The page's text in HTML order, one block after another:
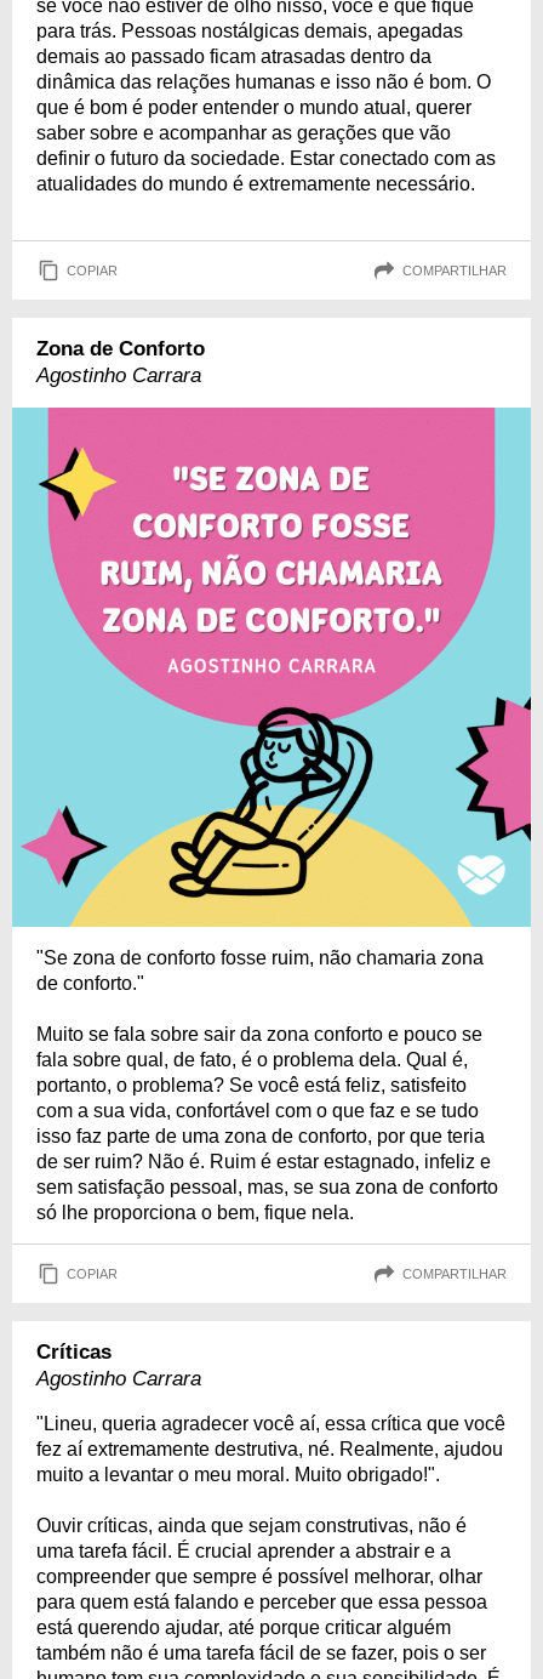
se você não estiver de olho nisso, você é que fique
para trás. Pessoas nostálgicas demais, apegadas
demais ao passado ficam atrasadas dentro da
dinâmica das relações humanas e isso não é bom. O
que é bom é poder entender o mundo atual, querer
saber sobre e acompanhar as gerações que vão
definir o futuro da sociedade. Estar conectado com as
atualidades do mundo é extremamente necessário.
COPIAR COMPARTILHAR
Zona de Conforto
Agostinho Carrara
"Se zona de conforto fosse ruim, não chamaria zona
de conforto."
Muito se fala sobre sair da zona conforto e pouco se
fala sobre qual, de fato, é o problema dela. Qual é,
portanto, o problema? Se você está feliz, satisfeito
com a sua vida, confortável com o que faz e se tudo
isso faz parte de uma zona de conforto, por que teria
de ser ruim? Não é. Ruim é estar estagnado, infeliz e
sem satisfação pessoal, mas, se sua zona de conforto
só lhe proporciona o bem, fique nela.
COPIAR COMPARTILHAR
Críticas
Agostinho Carrara
"Lineu, queria agradecer você aí, essa crítica que você
fez aí extremamente destrutiva, né. Realmente, ajudou
muito a levantar o meu moral. Muito obrigado!".
Ouvir críticas, ainda que sejam construtivas, não é
uma tarefa fácil. É crucial aprender a abstrair e a
compreender que sempre é possível melhorar, olhar
para quem está falando e perceber que essa pessoa
está querendo ajudar, até porque criticar alguém
também não é uma tarefa fácil de se fazer, pois o ser